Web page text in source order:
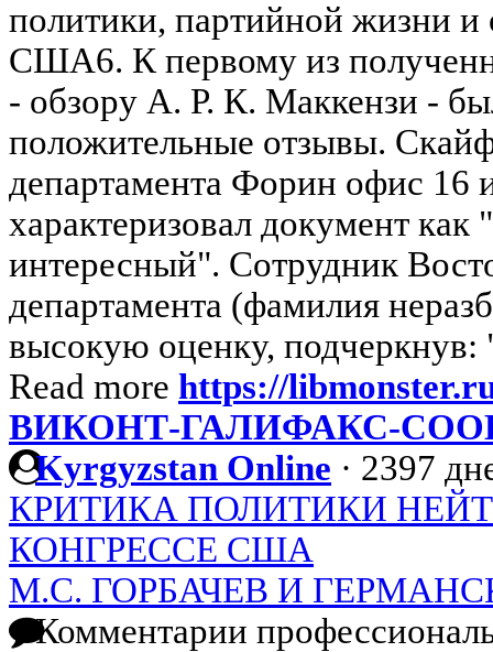
политики, партийной жизни
США6. К первому из
- обзору А. Р. К. Маккензи -
положительные отзывы.
департамента Форин офис 16
характеризовал документ
интересный". Сотрудник
департамента (фамилия
высокую оценку,
Read more https://
ВИКОНТ-ГАЛИФАКС-
Kyrgyzstan Online · 2397
КРИТИКА ПОЛИТИКИ
КОНГРЕССЕ США
М.С. ГОРБАЧЕВ И
Комментарии